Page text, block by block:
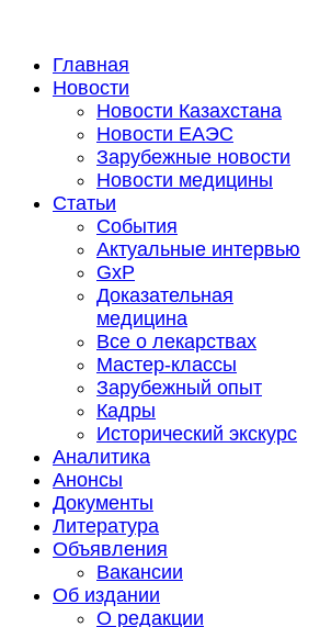
Главная
Новости
Новости Казахстана
Новости ЕАЭС
Зарубежные новости
Новости медицины
Статьи
События
Актуальные интервью
GxP
Доказательная
медицина
Все о лекарствах
Мастер-классы
Зарубежный опыт
Кадры
Исторический экскурс
Аналитика
Анонсы
Документы
Литература
Объявления
Вакансии
Об издании
О редакции